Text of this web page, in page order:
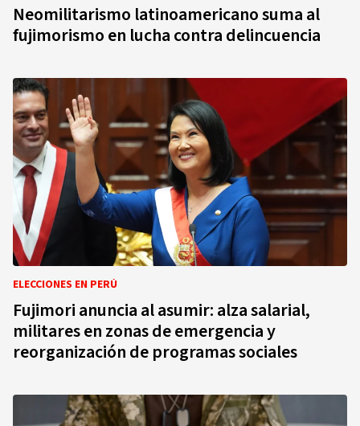
Neomilitarismo latinoamericano suma al
fujimorismo en lucha contra delincuencia
ELECCIONES EN PERÚ
Fujimori anuncia al asumir: alza salarial,
militares en zonas de emergencia y
reorganización de programas sociales